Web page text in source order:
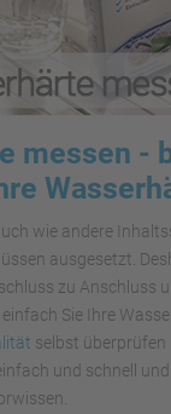
messen -
wie andere
ausgesetzt.
zu Anschluss
Sie Ihre
selbst überprüfen
und schnell